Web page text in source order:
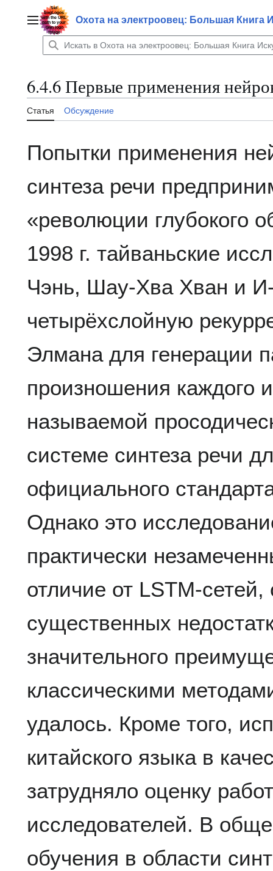
содержаниюГлавное менюОхота на электроовец: Большая Книга
6.4.6 Первые применения
Статья Обсуждение
Попытки применения
синтеза речи
«революции глубокого
1998 г. тайваньские
Чэнь, Шау-Хва Хван и
четырёхслойную
Элмана для генерации
произношения каждого
называемой
системе синтеза речи
официального
Однако это
практически
отличие от LSTM-
существенных
значительного
классическими
удалось. Кроме того,
китайского языка в
затрудняло оценку
исследователей. В
обучения в области